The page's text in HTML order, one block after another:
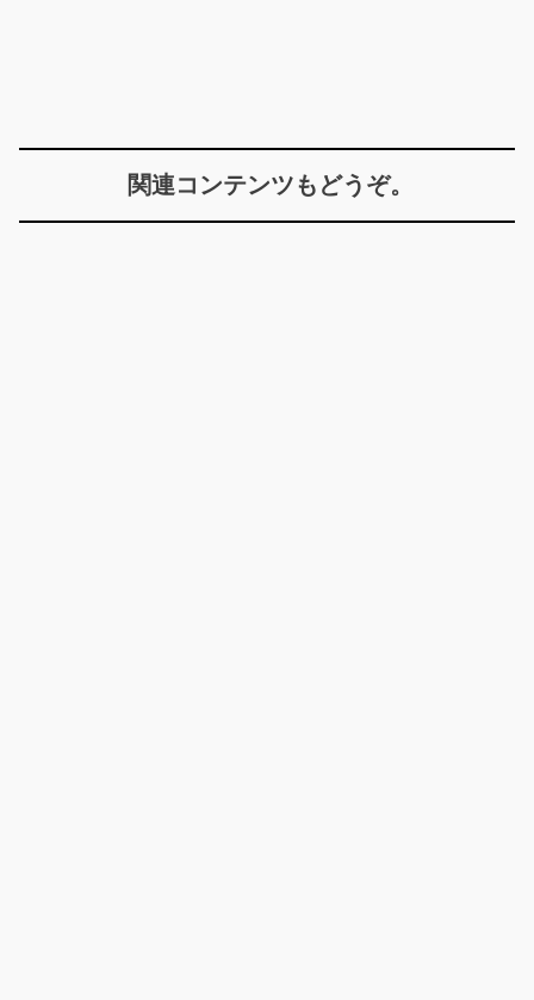
関連コンテンツもどうぞ。